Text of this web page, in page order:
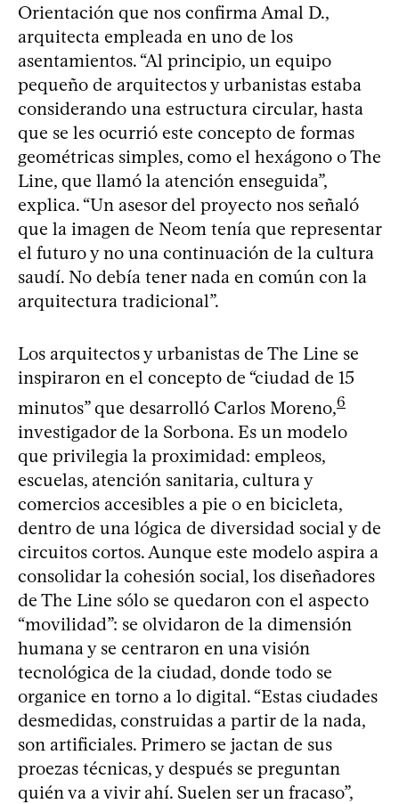
Orientación que nos confirma Amal D.,
arquitecta empleada en uno de los
asentamientos. “Al principio, un equipo
pequeño de arquitectos y urbanistas estaba
considerando una estructura circular, hasta
que se les ocurrió este concepto de formas
geométricas simples, como el hexágono o The
Line, que llamó la atención enseguida”,
explica. “Un asesor del proyecto nos señaló
que la imagen de Neom tenía que representar
el futuro y no una continuación de la cultura
saudí. No debía tener nada en común con la
arquitectura tradicional”.
Los arquitectos y urbanistas de The Line se
inspiraron en el concepto de “ciudad de 15
minutos” que desarrolló Carlos Moreno,6
investigador de la Sorbona. Es un modelo
que privilegia la proximidad: empleos,
escuelas, atención sanitaria, cultura y
comercios accesibles a pie o en bicicleta,
dentro de una lógica de diversidad social y de
circuitos cortos. Aunque este modelo aspira a
consolidar la cohesión social, los diseñadores
de The Line sólo se quedaron con el aspecto
“movilidad”: se olvidaron de la dimensión
humana y se centraron en una visión
tecnológica de la ciudad, donde todo se
organice en torno a lo digital. “Estas ciudades
desmedidas, construidas a partir de la nada,
son artificiales. Primero se jactan de sus
proezas técnicas, y después se preguntan
quién va a vivir ahí. Suelen ser un fracaso”,